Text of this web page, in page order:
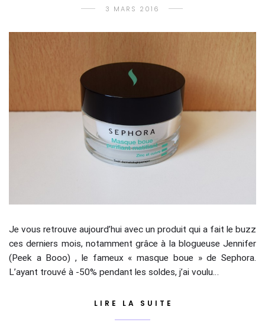
3 MARS 2016
Je vous retrouve aujourd’hui avec un produit qui a fait le buzz
ces derniers mois, notamment grâce à la blogueuse Jennifer
(Peek a Booo) , le fameux « masque boue » de Sephora.
L’ayant trouvé à -50% pendant les soldes, j’ai voulu…
LIRE LA SUITE